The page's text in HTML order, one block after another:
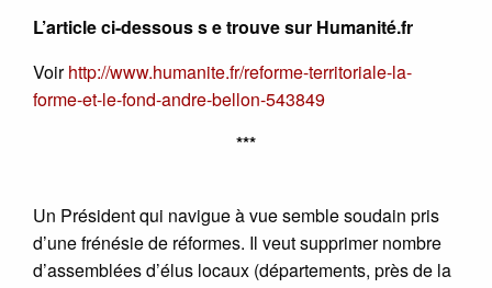
L’article ci-dessous s e trouve sur Humanité.fr
Voirhttp://www.humanite.fr/reforme-territoriale-la-
forme-et-le-fond-andre-bellon-543849
***
Un Président qui navigue à vue semble soudain pris
d’une frénésie de réformes. Il veut supprimer nombre
d’assemblées d’élus locaux (départements, près de la